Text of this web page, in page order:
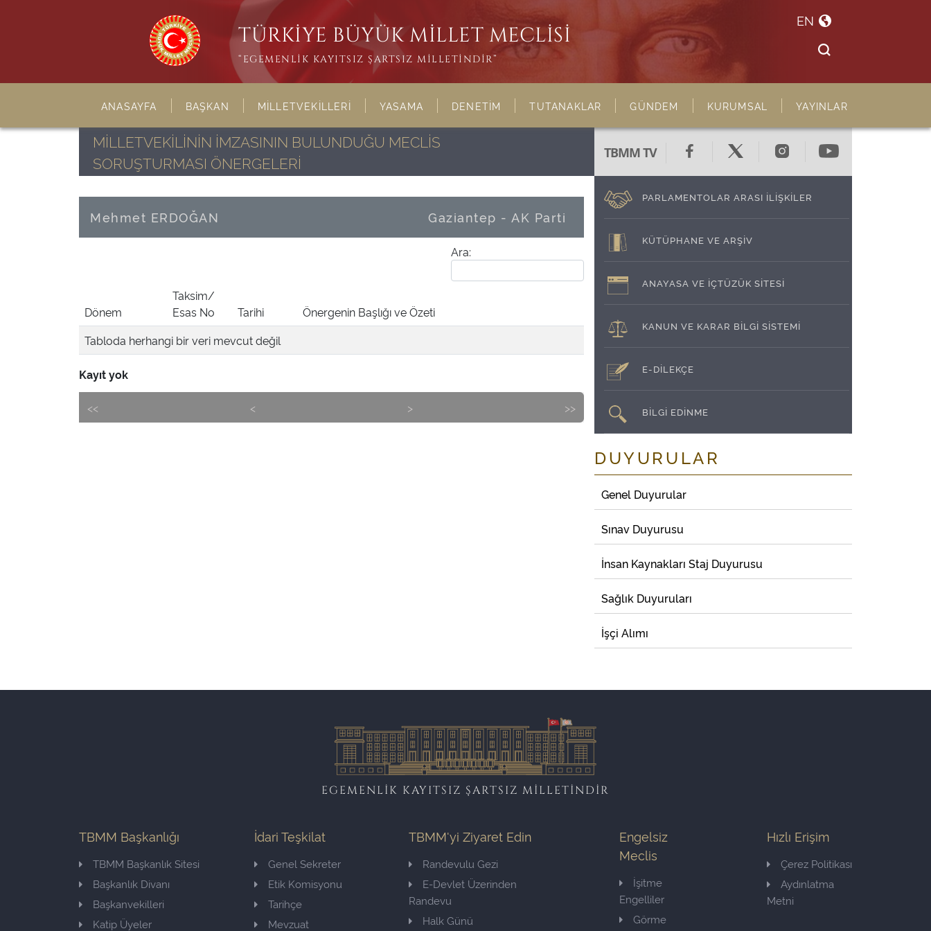
TÜRKİYE BÜYÜK MİLLET MECLİSİ
“EGEMENLİK KAYITSIZ ŞARTSIZ MİLLETİNDİR”
EN
ANASAYFA BAŞKAN MİLLETVEKİLLERİ YASAMA DENETİM TUTANAKLAR GÜNDEM KURUMSAL YAYINLAR
MİLLETVEKİLİNİN İMZASININ BULUNDUĞU MECLİS
SORUŞTURMASI ÖNERGELERİ
Mehmet ERDOĞAN Gaziantep - AK Parti
Ara:
Dönem
Taksim/
Esas No
Tarihi
Önergenin Başlığı ve Özeti
Tabloda herhangi bir veri mevcut değil
Kayıt yok
<< < > >>
TBMM TV
PARLAMENTOLAR ARASI İLİŞKİLER
KÜTÜPHANE VE ARŞİV
ANAYASA VE İÇTÜZÜK SİTESİ
KANUN VE KARAR BİLGİ SİSTEMİ
E-DİLEKÇE
BİLGİ EDİNME
DUYURULAR
Genel Duyurular
Sınav Duyurusu
İnsan Kaynakları Staj Duyurusu
Sağlık Duyuruları
İşçi Alımı
EGEMENLİK KAYITSIZ ŞARTSIZ MİLLETİNDİR
TBMM Başkanlığı
TBMM Başkanlık Sitesi
Başkanlık Divanı
Başkanvekilleri
Katip Üyeler
İdari Teşkilat
Genel Sekreter
Etik Komisyonu
Tarihçe
Mevzuat
TBMM'yi Ziyaret Edin
Randevulu Gezi
E-Devlet Üzerinden
Randevu
Halk Günü
Engelsiz
Meclis
İşitme
Engelliler
Görme
Hızlı Erişim
Çerez Politikası
Aydınlatma
Metni